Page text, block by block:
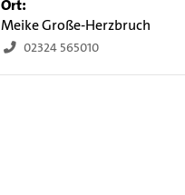
Ort:
Meike Große-Herzbruch
02324 565010